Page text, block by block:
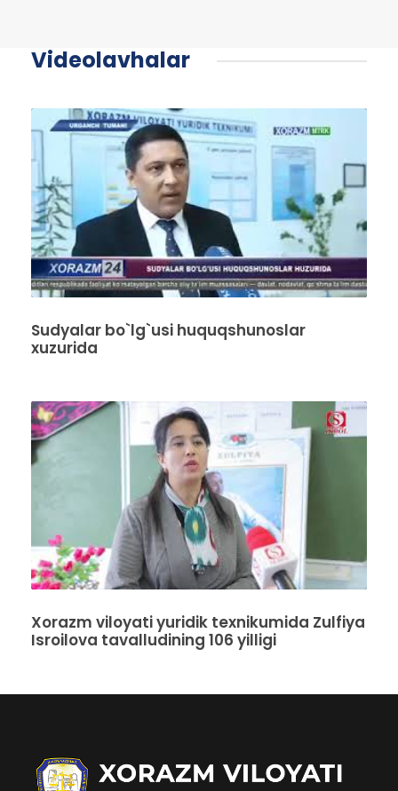
Videolavhalar
Sudyalar bo`lg`usi huquqshunoslar
xuzurida
Xorazm viloyati yuridik texnikumida Zulfiya
Isroilova tavalludining 106 yilligi